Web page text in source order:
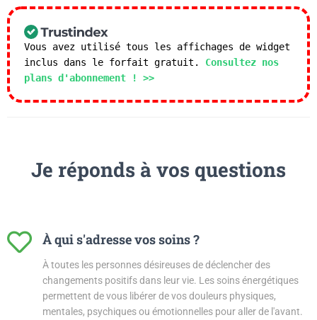
Vous avez utilisé tous les affichages de widget
inclus dans le forfait gratuit. Consultez nos
plans d'abonnement ! >>
Je réponds à vos questions
À qui s'adresse vos soins ?
À toutes les personnes désireuses de déclencher des
changements positifs dans leur vie. Les soins énergétiques
permettent de vous libérer de vos douleurs physiques,
mentales, psychiques ou émotionnelles pour aller de l'avant.